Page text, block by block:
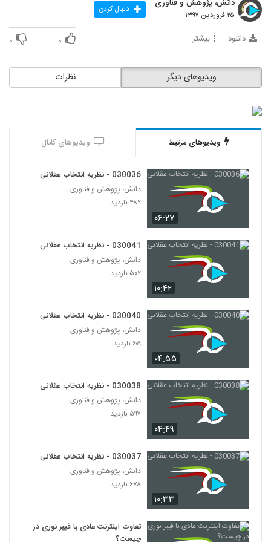
37
030034 - تفکر انتقادی (سری اول)
030035 - تفکر انتقادی (سری اول)
030036 - نظریه انتخاب عقلانی
42
030042 - نظریه دانش
۵۳۲ بازدید
030043 - نظریه دانش
۴۸۷ بازدید
45
030045 - نظریه دانش
۵۱۹ بازدید
030046 - نظریه دانش
۵۳۲ بازدید
030047 - نظریه دانش
48
۴۷۶ بازدید
دانش، پژوهش و فناوری
۲۵ فروردین ۱۳۹۷ دنبال کردن
دانلود بیشتر ۰ ۰
نظرات ویدیوهای دیگر
ویدیوهای مرتبط ویدیوهای کانال
۰۶:۲۷
030036 - نظریه انتخاب عقلانی
دانش، پژوهش و فناوری
۴۸۲ بازدید
۱۰:۴۲
030041 - نظریه انتخاب عقلانی
دانش، پژوهش و فناوری
۵۰۲ بازدید
۰۴:۵۵
030040 - نظریه انتخاب عقلانی
دانش، پژوهش و فناوری
۶۰۹ بازدید
۰۴:۴۹
030038 - نظریه انتخاب عقلانی
دانش، پژوهش و فناوری
۵۹۷ بازدید
۱۰:۳۳
030037 - نظریه انتخاب عقلانی
دانش، پژوهش و فناوری
۶۷۸ بازدید
تفاوت اینترنت عادی با فیبر نوری در
چیست؟